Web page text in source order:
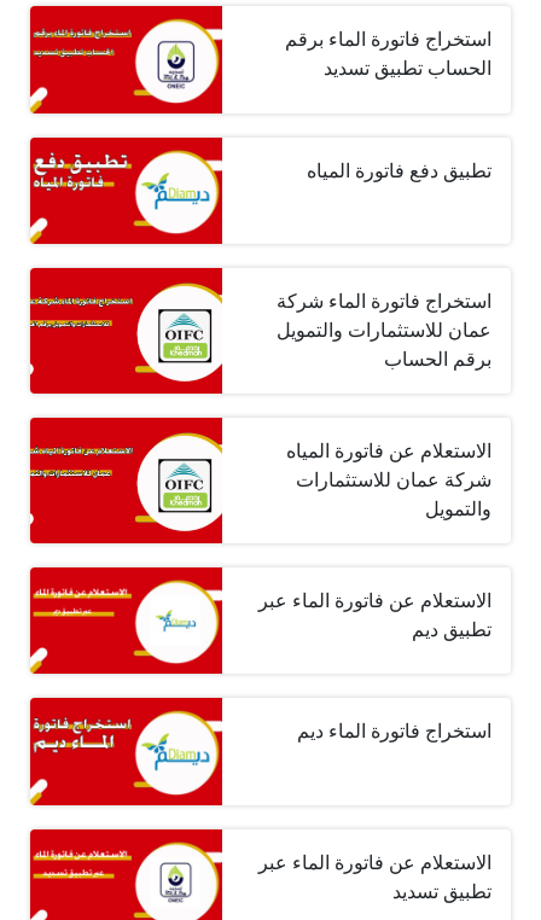
استخراج فاتورة الماء برقم
الحساب تطبيق تسديد
تطبيق دفع فاتورة المياه
استخراج فاتورة الماء شركة
عمان للاستثمارات والتمويل
برقم الحساب
الاستعلام عن فاتورة المياه
شركة عمان للاستثمارات
والتمويل
الاستعلام عن فاتورة الماء عبر
تطبيق ديم
استخراج فاتورة الماء ديم
الاستعلام عن فاتورة الماء عبر
تطبيق تسديد